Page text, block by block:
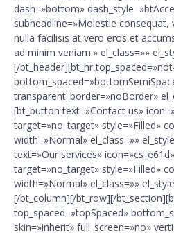
dash=»bottom»
subheadline=»Molestie
nulla facilisis at vero eros et
ad minim veniam.» el_class=»»
[/bt_header][bt_hr
transparent_border=»noBorder»
[bt_button text=»Contact us»
target=»no_target» style=»Filled»
width=»Normal» el_class=»»
text=»Our services»
target=»no_target» style=»Filled»
width=»Normal» el_class=»»
[/bt_column][/bt_row][/
top_spaced=»topSpaced»
skin=»inherit» full_screen=»no»